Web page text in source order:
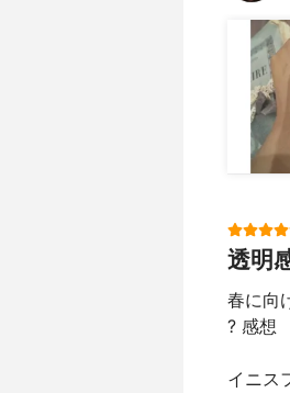
透明
春に向
? 感想
イニス